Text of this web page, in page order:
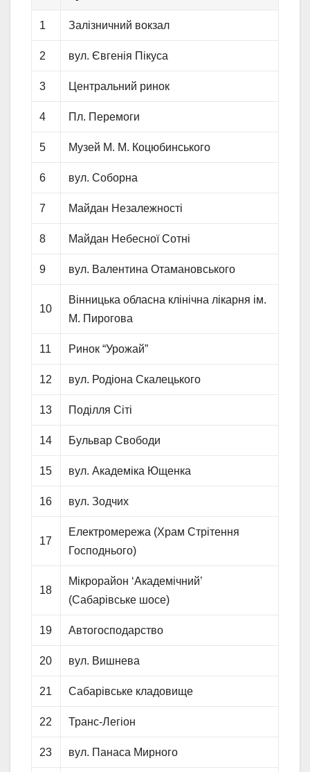
1 Залізничний вокзал
2 вул. Євгенія Пікуса
3 Центральний ринок
4 Пл. Перемоги
5 Музей М. М. Коцюбинського
6 вул. Соборна
7 Майдан Незалежності
8 Майдан Небесної Сотні
9 вул. Валентина Отамановського
10
Вінницька обласна клінічна лікарня ім.
М. Пирогова
11 Ринок “Урожай”
12 вул. Родіона Скалецького
13 Поділля Сіті
14 Бульвар Свободи
15 вул. Академіка Ющенка
16 вул. Зодчих
17
Електромережа (Храм Стрітення
Господнього)
18
Мікрорайон ‘Академічний’
(Сабарівське шосе)
19 Автогосподарство
20 вул. Вишнева
21 Сабарівське кладовище
22 Транс-Легіон
23 вул. Панаса Мирного